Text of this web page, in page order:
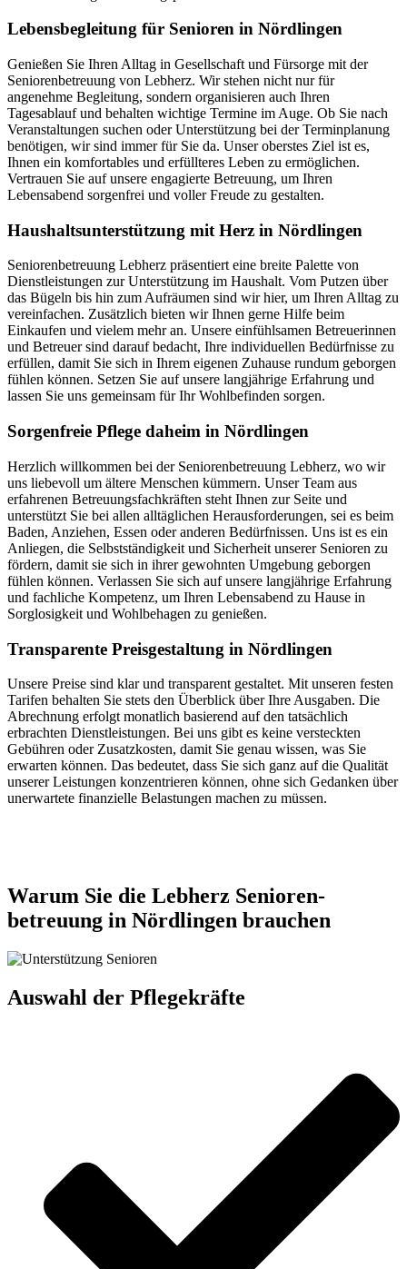
Lebensbegleitung für Senioren in Nördlingen
Genießen Sie Ihren Alltag in Gesellschaft und Fürsorge mit der
Seniorenbetreuung von Lebherz. Wir stehen nicht nur für
angenehme Begleitung, sondern organisieren auch Ihren
Tagesablauf und behalten wichtige Termine im Auge. Ob Sie nach
Veranstaltungen suchen oder Unterstützung bei der Terminplanung
benötigen, wir sind immer für Sie da. Unser oberstes Ziel ist es,
Ihnen ein komfortables und erfüllteres Leben zu ermöglichen.
Vertrauen Sie auf unsere engagierte Betreuung, um Ihren
Lebensabend sorgenfrei und voller Freude zu gestalten.
Haushalts­unterstützung mit Herz in Nördlingen
Seniorenbetreuung Lebherz präsentiert eine breite Palette von
Dienstleistungen zur Unterstützung im Haushalt. Vom Putzen über
das Bügeln bis hin zum Aufräumen sind wir hier, um Ihren Alltag zu
vereinfachen. Zusätzlich bieten wir Ihnen gerne Hilfe beim
Einkaufen und vielem mehr an. Unsere einfühlsamen Betreuerinnen
und Betreuer sind darauf bedacht, Ihre individuellen Bedürfnisse zu
erfüllen, damit Sie sich in Ihrem eigenen Zuhause rundum geborgen
fühlen können. Setzen Sie auf unsere langjährige Erfahrung und
lassen Sie uns gemeinsam für Ihr Wohlbefinden sorgen.
Sorgenfreie Pflege daheim in Nördlingen
Herzlich willkommen bei der Seniorenbetreuung Lebherz, wo wir
uns liebevoll um ältere Menschen kümmern. Unser Team aus
erfahrenen Betreuungsfachkräften steht Ihnen zur Seite und
unterstützt Sie bei allen alltäglichen Herausforderungen, sei es beim
Baden, Anziehen, Essen oder anderen Bedürfnissen. Uns ist es ein
Anliegen, die Selbstständigkeit und Sicherheit unserer Senioren zu
fördern, damit sie sich in ihrer gewohnten Umgebung geborgen
fühlen können. Verlassen Sie sich auf unsere langjährige Erfahrung
und fachliche Kompetenz, um Ihren Lebensabend zu Hause in
Sorglosigkeit und Wohlbehagen zu genießen.
Transparente Preisgestaltung in Nördlingen
Unsere Preise sind klar und transparent gestaltet. Mit unseren festen
Tarifen behalten Sie stets den Überblick über Ihre Ausgaben. Die
Abrechnung erfolgt monatlich basierend auf den tatsächlich
erbrachten Dienstleistungen. Bei uns gibt es keine versteckten
Gebühren oder Zusatzkosten, damit Sie genau wissen, was Sie
erwarten können. Das bedeutet, dass Sie sich ganz auf die Qualität
unserer Leistungen konzentrieren können, ohne sich Gedanken über
unerwartete finanzielle Belastungen machen zu müssen.
Warum Sie die Lebherz Senioren­
betreuung in Nördlingen brauchen
Auswahl der Pflegekräfte